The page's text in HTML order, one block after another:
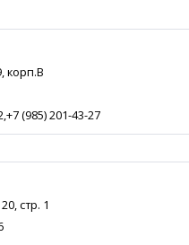
корп.В
(985) 201-43-27
стр. 1